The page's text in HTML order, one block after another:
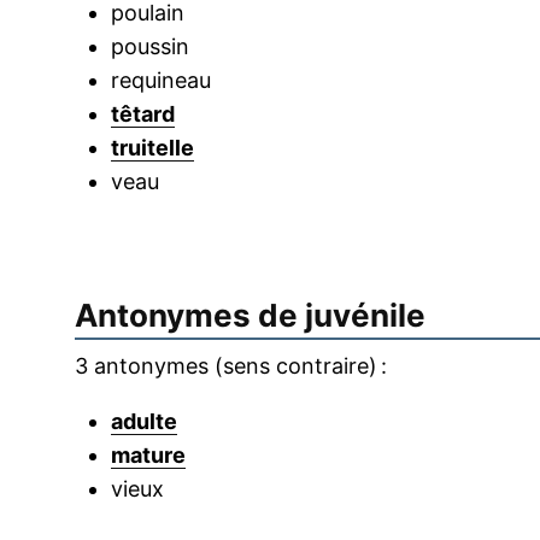
poulain
poussin
requineau
têtard
truitelle
veau
Antonymes de juvénile
3 antonymes (sens contraire) :
adulte
mature
vieux